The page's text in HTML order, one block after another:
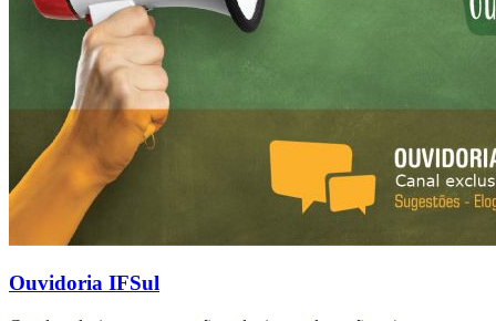
Ouvidoria IFSul